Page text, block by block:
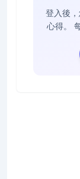
登入後
心得。